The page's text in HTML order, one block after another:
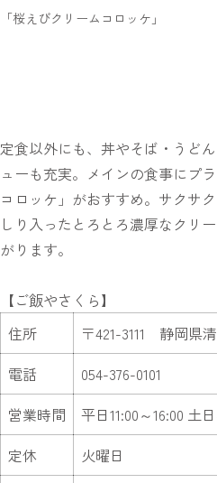
「桜えびクリームコロッケ」
定食以外にも、丼やそば・うど
ューも充実。メインの食事にプ
コロッケ」がおすすめ。サクサ
しり入ったとろとろ濃厚なクリ
がります。
【ご飯やさくら】
住所
〒421-3111 静岡県
電話
054-376-0101
営業時間
平日11:00～16:00 土
定休
火曜日